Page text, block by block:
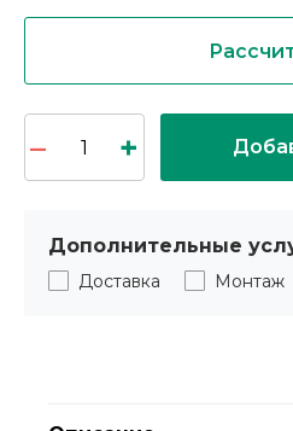
Дополнительные
Доставка Монтаж